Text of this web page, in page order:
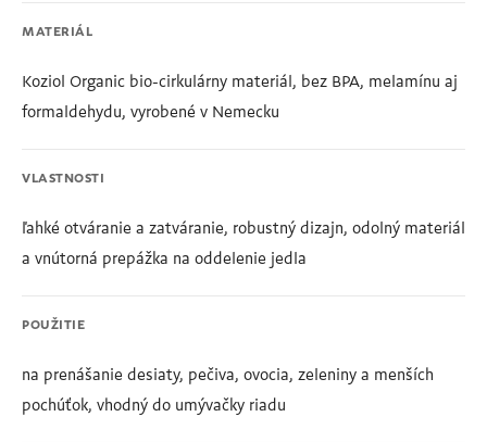
MATERIÁL
Koziol Organic bio-cirkulárny materiál, bez BPA, melamínu aj
formaldehydu, vyrobené v Nemecku
VLASTNOSTI
ľahké otváranie a zatváranie, robustný dizajn, odolný materiál
a vnútorná prepážka na oddelenie jedla
POUŽITIE
na prenášanie desiaty, pečiva, ovocia, zeleniny a menších
pochúťok, vhodný do umývačky riadu